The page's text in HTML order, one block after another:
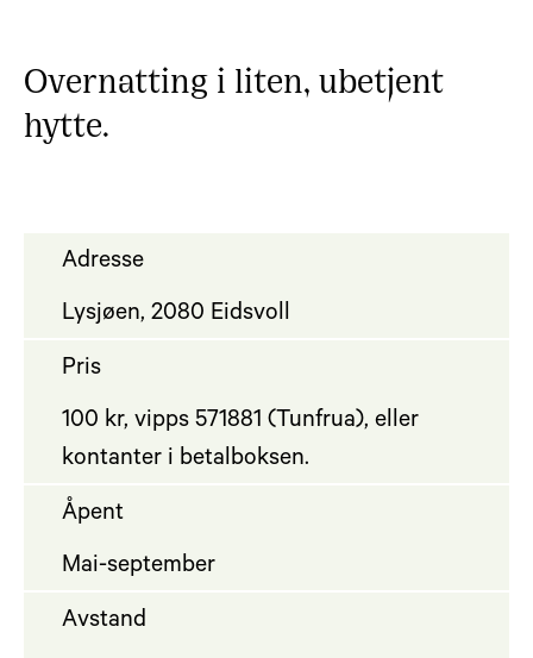
Overnatting i liten, ubetjent
hytte.
Adresse
Lysjøen, 2080 Eidsvoll
Pris
100 kr, vipps 571881 (Tunfrua), eller
kontanter i betalboksen.
Åpent
Mai-september
Avstand